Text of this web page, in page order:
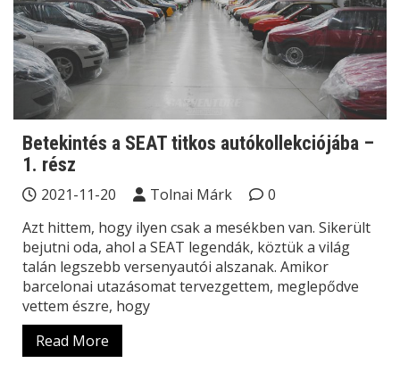
Betekintés a SEAT titkos autókollekciójába –
1. rész
2021-11-20 Tolnai Márk
0
Azt hittem, hogy ilyen csak a mesékben van. Sikerült
bejutni oda, ahol a SEAT legendák, köztük a világ
talán legszebb versenyautói alszanak. Amikor
barcelonai utazásomat tervezgettem, meglepődve
vettem észre, hogy
Read More